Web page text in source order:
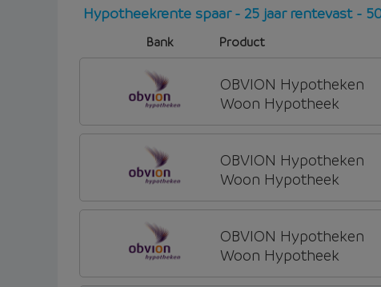
Hypotheekrente spaar - 25 jaar rentevast -
Bank Product
OBVION Hypotheken
Woon Hypotheek
OBVION Hypotheken
Woon Hypotheek
OBVION Hypotheken
Woon Hypotheek